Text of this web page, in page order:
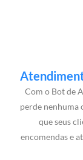
Com o Bot de
perde nenhuma
que seus
encomendas e